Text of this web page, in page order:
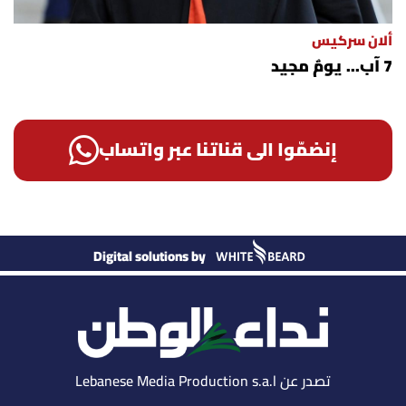
ألان سركيس
7 آب... يومٌ مجيد
إنضمّوا الى قناتنا عبر واتساب
Digital solutions by
تصدر عن Lebanese Media Production s.a.l